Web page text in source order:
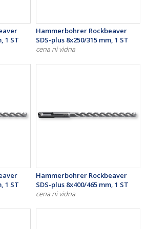
1 ST
Hammerbohrer Rockbeaver
SDS-plus 8x250/315 mm, 1 ST
cena ni vidna
1 ST
Hammerbohrer Rockbeaver
SDS-plus 8x400/465 mm, 1 ST
cena ni vidna